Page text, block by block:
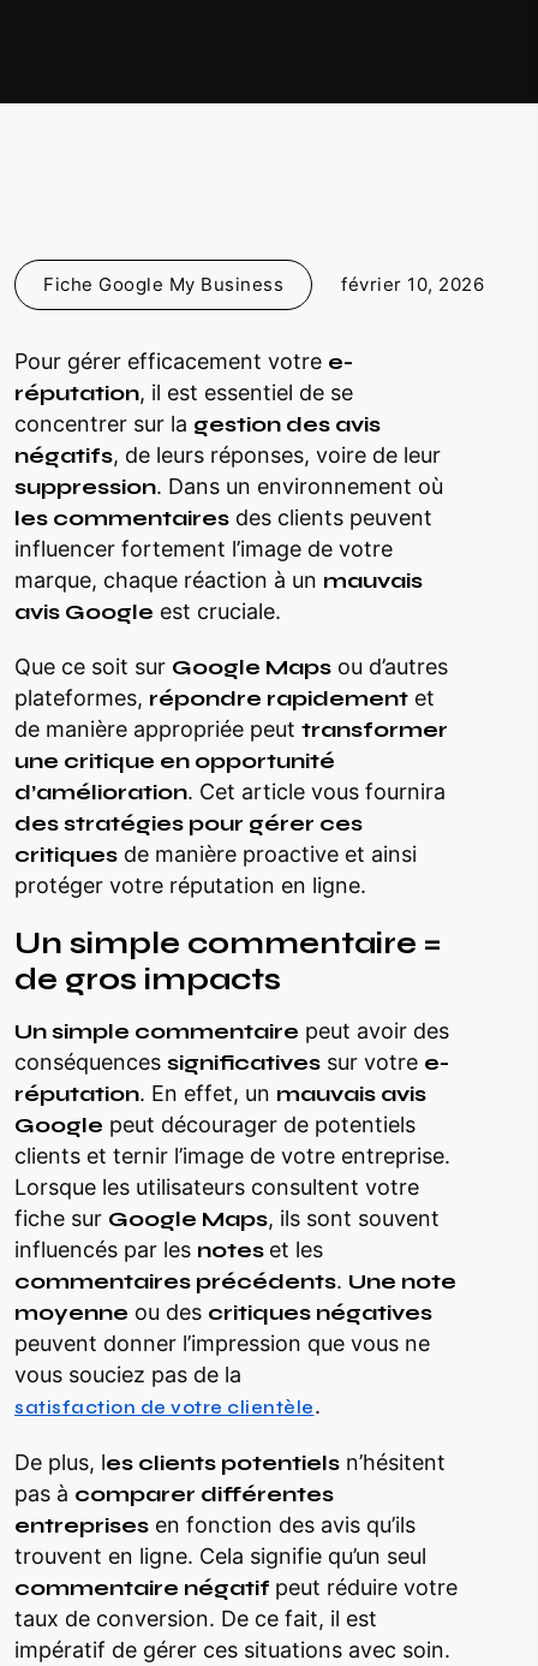
Fiche Google My Business février 10, 2026
Pour gérer efficacement votre e-
réputation, il est essentiel de se
concentrer sur la gestion des avis
négatifs, de leurs réponses, voire de leur
suppression. Dans un environnement où
les commentaires des clients peuvent
influencer fortement l’image de votre
marque, chaque réaction à un mauvais
avis Google est cruciale.
Que ce soit sur Google Maps ou d’autres
plateformes, répondre rapidement et
de manière appropriée peut transformer
une critique en opportunité
d’amélioration. Cet article vous fournira
des stratégies pour gérer ces
critiques de manière proactive et ainsi
protéger votre réputation en ligne.
Un simple commentaire =
de gros impacts
Un simple commentaire peut avoir des
conséquences significatives sur votre e-
réputation. En effet, un mauvais avis
Google peut décourager de potentiels
clients et ternir l’image de votre entreprise.
Lorsque les utilisateurs consultent votre
fiche sur Google Maps, ils sont souvent
influencés par les notes et les
commentaires précédents. Une note
moyenne ou des critiques négatives
peuvent donner l’impression que vous ne
vous souciez pas de la
satisfaction de votre clientèle.
De plus, les clients potentiels n’hésitent
pas à comparer différentes
entreprises en fonction des avis qu’ils
trouvent en ligne. Cela signifie qu’un seul
commentaire négatif peut réduire votre
taux de conversion. De ce fait, il est
impératif de gérer ces situations avec soin.